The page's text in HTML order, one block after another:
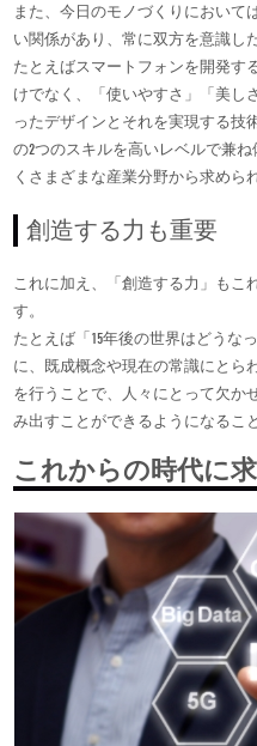
また、今日のモノづくりにおいて
い関係があり、常に双方を意識し
たとえばスマートフォンを開発す
けでなく、「使いやすさ」「美し
ったデザインとそれを実現する技
の2つのスキルを高いレベルで兼
くさまざまな産業分野から求めら
創造する力も重要
これに加え、「創造する力」もこ
す。
たとえば「15年後の世界はどうな
に、既成概念や現在の常識にとら
を行うことで、人々にとって欠か
み出すことができるようになるこ
これからの時代に